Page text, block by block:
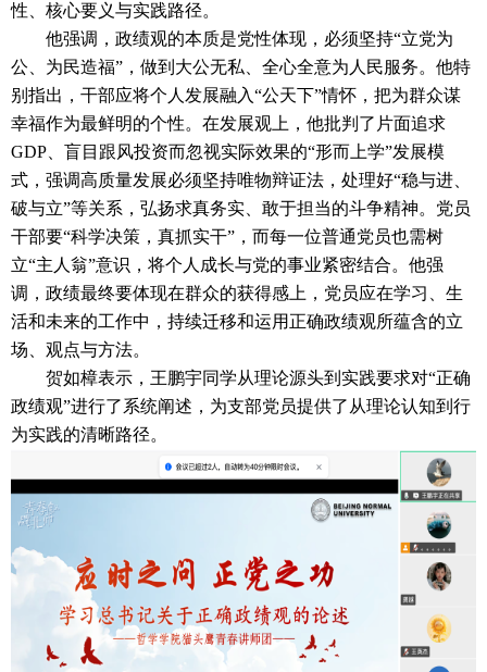
性、核心要义与实践路径。
他强调，政绩观的本质是党性体现，必须坚持“立党为
公、为民造福”，做到大公无私、全心全意为人民服务。他特
别指出，干部应将个人发展融入“公天下”情怀，把为群众谋
幸福作为最鲜明的个性。在发展观上，他批判了片面追求
GDP、盲目跟风投资而忽视实际效果的“形而上学”发展模
式，强调高质量发展必须坚持唯物辩证法，处理好“稳与进、
破与立”等关系，弘扬求真务实、敢于担当的斗争精神。党员
干部要“科学决策，真抓实干”，而每一位普通党员也需树
立“主人翁”意识，将个人成长与党的事业紧密结合。他强
调，政绩最终要体现在群众的获得感上，党员应在学习、生
活和未来的工作中，持续迁移和运用正确政绩观所蕴含的立
场、观点与方法。
贺如樟表示，王鹏宇同学从理论源头到实践要求对“正确
政绩观”进行了系统阐述，为支部党员提供了从理论认知到行
为实践的清晰路径。